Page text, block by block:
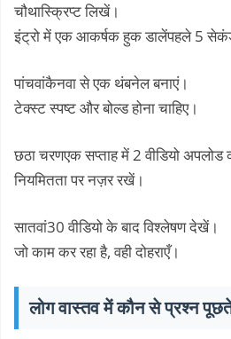
चौथास्क्रिप्ट लिखें।
इंट्रो में एक आकर्षक हुक डालेंपहले 5 सेकंड
पांचवांकैनवा से एक थंबनेल बनाएं।
टेक्स्ट स्पष्ट और बोल्ड होना चाहिए।
छठा चरणएक सप्ताह में 2 वीडियो अपलोड
नियमितता पर नज़र रखें।
सातवां30 वीडियो के बाद विश्लेषण देखें।
जो काम कर रहा है, वही दोहराएँ।
लोग वास्तव में कौन से प्रश्न